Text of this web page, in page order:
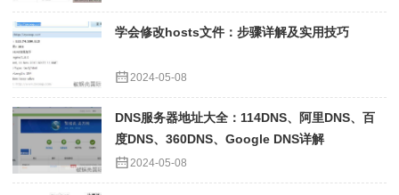
学会修改hosts文件：步骤详解及实用技巧
2024-05-08
DNS服务器地址大全：114DNS、阿里DNS、百
度DNS、360DNS、Google DNS详解
2024-05-08